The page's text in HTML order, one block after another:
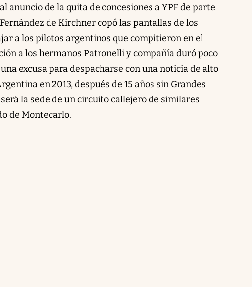
anuncio de la quita de concesiones a YPF de parte
de Kirchner copó las pantallas de los
a los pilotos argentinos que compitieron en el
a los hermanos Patronelli y compañía duró poco
excusa para despacharse con una noticia de alto
en 2013, después de 15 años sin Grandes
la sede de un circuito callejero de similares
de Montecarlo.